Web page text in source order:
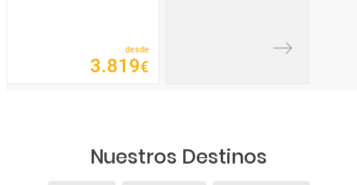
desde
3.819€
Nuestros Destinos